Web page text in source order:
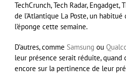
TechCrunch, Tech Radar, Engadget,
de l’Atlantique La Poste, un
l’éponge cette semaine.
D’autres, comme Samsung ou
leur présence serait réduite, quand
encore sur la pertinence de leur